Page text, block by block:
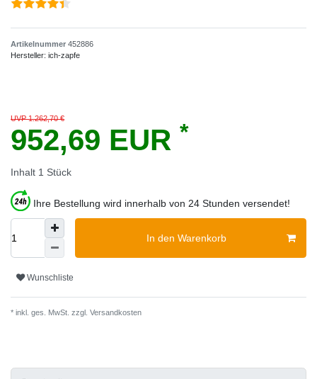
Artikelnummer 452886
Hersteller: ich-zapfe
UVP 1.262,70 €
952,69 EUR *
Inhalt 1 Stück
Ihre Bestellung wird innerhalb von 24 Stunden versendet!
In den Warenkorb
Wunschliste
* inkl. ges. MwSt. zzgl. Versandkosten